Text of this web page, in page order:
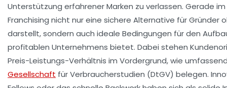
Unterstützung erfahrener Marken zu verlassen. Gerade
Franchising nicht nur eine sichere Alternative für Gründer
darstellt, sondern auch ideale Bedingungen für den
profitablen Unternehmens bietet. Dabei stehen
Preis-Leistungs-Verhältnis im Vordergrund, wie
Gesellschaft für Verbraucherstudien (DtGV) belegen.